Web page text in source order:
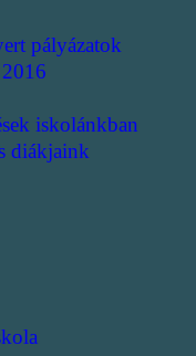
pályázatok
iskolánkban
diákjaink